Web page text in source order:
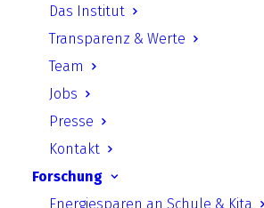
Das Institut
Transparenz & Werte
Team
Jobs
Presse
Kontakt
Forschung
Energiesparen an Schule & Kita
Soziales Wandern
Methode des non-
Lernens